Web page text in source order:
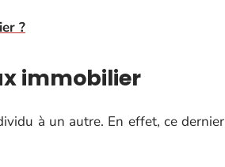
?
immobilier
à un autre. En effet, ce dernier